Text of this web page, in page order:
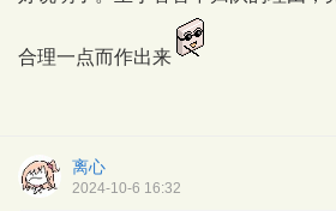
合理一点而作出来
离心
2024-10-6 16:32